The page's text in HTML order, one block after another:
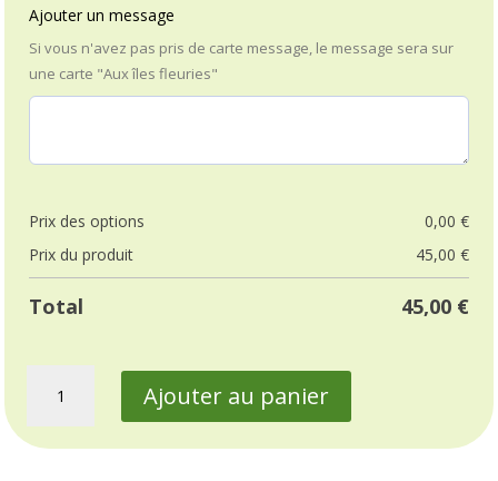
Ajouter un message
Si vous n'avez pas pris de carte message, le message sera sur
une carte "Aux îles fleuries"
Prix ​​des options 0,00 €
Prix ​​du produit
45,00 €
Total 45,00 €
Rose
sous
Ajouter au panier